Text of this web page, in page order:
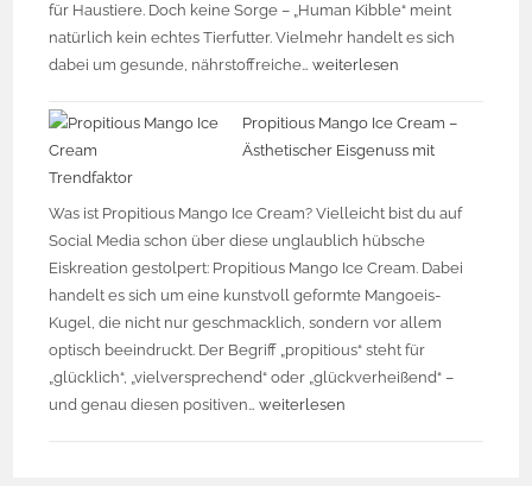
für Haustiere. Doch keine Sorge – „Human Kibble“ meint
natürlich kein echtes Tierfutter. Vielmehr handelt es sich
dabei um gesunde, nährstoffreiche…weiterlesen
Propitious Mango Ice Cream –
Ästhetischer Eisgenuss mit
Trendfaktor
Was ist Propitious Mango Ice Cream? Vielleicht bist du auf
Social Media schon über diese unglaublich hübsche
Eiskreation gestolpert: Propitious Mango Ice Cream. Dabei
handelt es sich um eine kunstvoll geformte Mangoeis-
Kugel, die nicht nur geschmacklich, sondern vor allem
optisch beeindruckt. Der Begriff „propitious“ steht für
„glücklich“, „vielversprechend“ oder „glückverheißend“ –
und genau diesen positiven…weiterlesen